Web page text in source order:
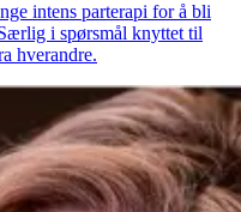
intens parterapi for å bli
i spørsmål knyttet til
hverandre.